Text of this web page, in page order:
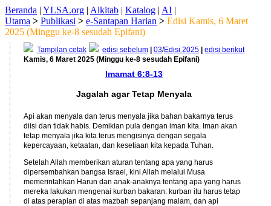
Beranda | YLSA.org | Alkitab | Katalog | AI |
Utama > Publikasi > e-Santapan Harian > Edisi Kamis, 6 Maret
2025 (Minggu ke-8 sesudah Epifani)
Tampilan cetak edisi sebelum |03/Edisi 2025 |edisi berikut
Kamis, 6 Maret 2025 (Minggu ke-8 sesudah Epifani)
Imamat 6:8-13
Jagalah agar Tetap Menyala
Api akan menyala dan terus menyala jika bahan bakarnya terus
diisi dan tidak habis. Demikian pula dengan iman kita. Iman akan
tetap menyala jika kita terus mengisinya dengan segala
kepercayaan, ketaatan, dan kesetiaan kita kepada Tuhan.
Setelah Allah memberikan aturan tentang apa yang harus
dipersembahkan bangsa Israel, kini Allah melalui Musa
memerintahkan Harun dan anak-anaknya tentang apa yang harus
mereka lakukan mengenai kurban bakaran: kurban itu harus tetap
di atas perapian di atas mazbah sepanjang malam, dan api